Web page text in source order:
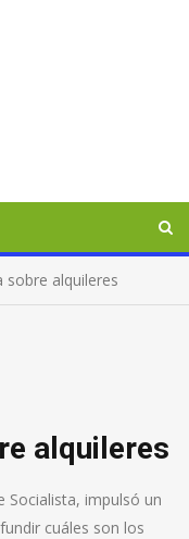
sobre alquileres
alquileres
Socialista, impulsó un
cuáles son los